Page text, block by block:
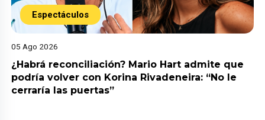
Espectáculos
05 Ago 2026
¿Habrá reconciliación? Mario Hart admite que
podría volver con Korina Rivadeneira: “No le
cerraría las puertas”